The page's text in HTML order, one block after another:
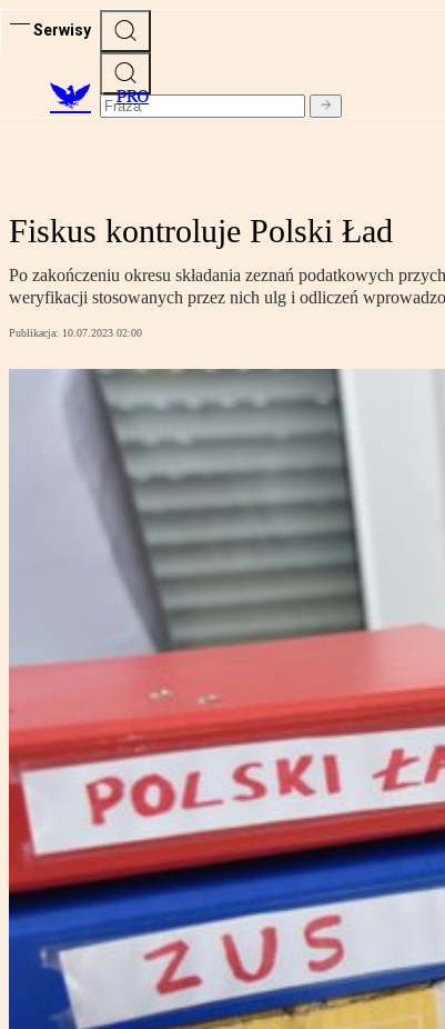
Serwisy
PRO
Fiskus kontroluje Polski Ład
Po zakończeniu okresu składania zeznań podatkowych
weryfikacji stosowanych przez nich ulg i odliczeń
Publikacja: 10.07.2023 02:00